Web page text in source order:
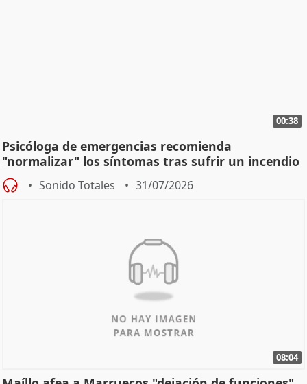
00:38
Psicóloga de emergencias recomienda
"normalizar" los síntomas tras sufrir un incendio
Sonido Totales 31/07/2026
08:04